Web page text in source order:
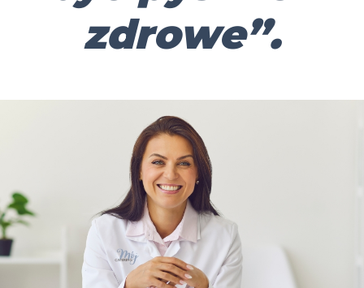
zdrowe”.